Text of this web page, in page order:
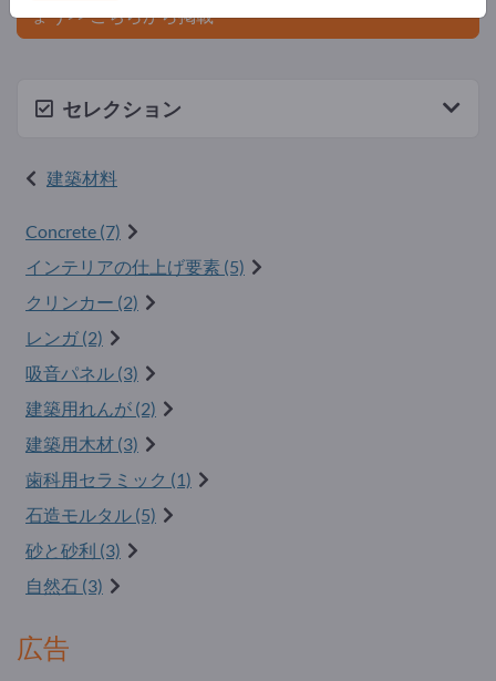
ょう>> こちらから掲載
セレクション
建築材料
Concrete (7)
インテリアの仕上げ要素 (5)
クリンカー (2)
レンガ (2)
吸音パネル (3)
建築用れんが (2)
建築用木材 (3)
歯科用セラミック (1)
石造モルタル (5)
砂と砂利 (3)
自然石 (3)
広告